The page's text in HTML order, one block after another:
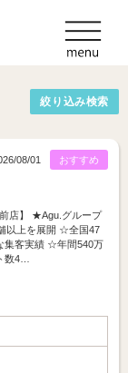
絞り込み検索
おすすめ
08/01
前店】 ★Agu.グループ
以上を展開 ☆全国47
集客実績 ☆年間540万
数4…